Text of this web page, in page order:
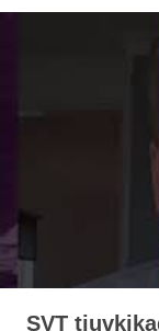
SVT